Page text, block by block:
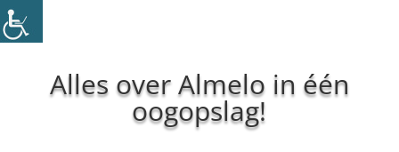
Alles over Almelo in één
oogopslag!